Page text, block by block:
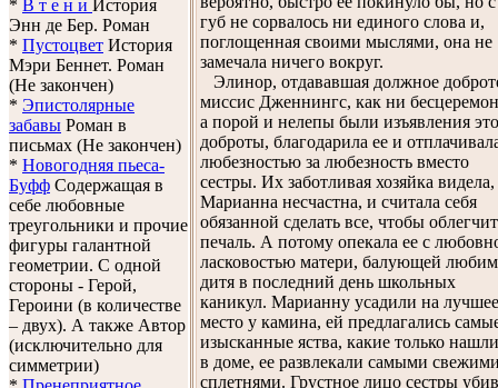
* В т е н и История
Энн де Бер. Роман
* Пустоцвет История
Мэри Беннет. Роман
(Не закончен)
* Эпистолярные
забавы Роман в
письмах (Не закончен)
* Новогодняя пьеса-
Буфф Содержащая в
себе любовные
треугольники и прочие
фигуры галантной
геометрии. С одной
стороны - Герой,
Героини (в количестве
– двух). А также Автор
(исключительно для
симметрии)
губ не сорвалось ни единого слова и,
поглощенная своими мыслями, она не
замечала ничего вокруг.
Элинор, отдававшая должное
миссис Дженнингс, как ни
а порой и нелепы были изъявления
доброты, благодарила ее и
любезностью за любезность вместо
сестры. Их заботливая хозяйка видела,
Марианна несчастна, и считала себя
обязанной сделать все, чтобы
печаль. А потому опекала ее с
ласковостью матери, балующей
дитя в последний день школьных
каникул. Марианну усадили на лучшее
место у камина, ей предлагались
изысканные яства, какие только
в доме, ее развлекали самыми
сплетнями. Грустное лицо сестры